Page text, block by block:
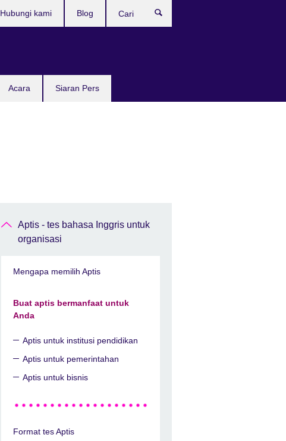
Acara Siaran Pers
Hubungi kami Blog
Aptis - tes bahasa Inggris untuk
organisasi
Mengapa memilih Aptis
Buat aptis bermanfaat untuk
Anda
Aptis untuk institusi pendidikan
Aptis untuk pemerintahan
Aptis untuk bisnis
Format tes Aptis